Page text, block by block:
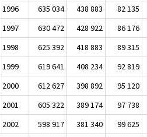
1996
635 034 438 883 82 135
1997
630 472 428 922 86 176
1998
625 392 418 883 89 315
1999
619 641 408 234 92 819
2000
612 627 398 892 95 120
2001
605 322 389 174 97 738
2002
598 917 381 340 99 625